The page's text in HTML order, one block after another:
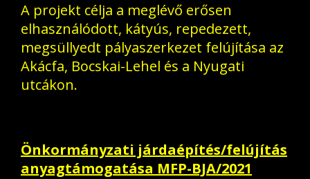
A projekt célja a meglévő erősen
elhasználódott, kátyús, repedezett,
megsüllyedt pályaszerkezet felújítása az
Akácfa, Bocskai-Lehel és a Nyugati
utcákon.
Önkormányzati járdaépítés/felújítás
anyagtámogatása MFP-BJA/2021